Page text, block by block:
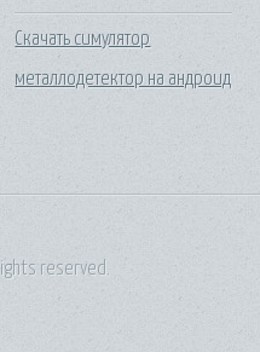
Скачать симулятор
металлодетектор на андроид
reserved.